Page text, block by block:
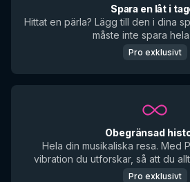
Spara en låt i
Hittat en pärla? Lägg till den i dina
måste inte spara hela
Pro exklusivt
Obegränsad
Hela din musikaliska resa. Med
vibration du utforskar, så att du
Pro exklusivt